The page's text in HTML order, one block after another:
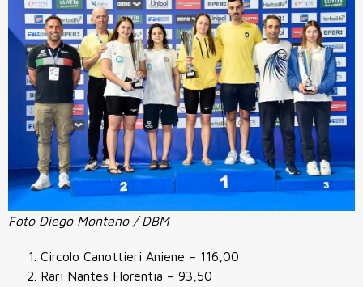
Foto Diego Montano / DBM
Circolo Canottieri Aniene – 116,00
Rari Nantes Florentia – 93,50